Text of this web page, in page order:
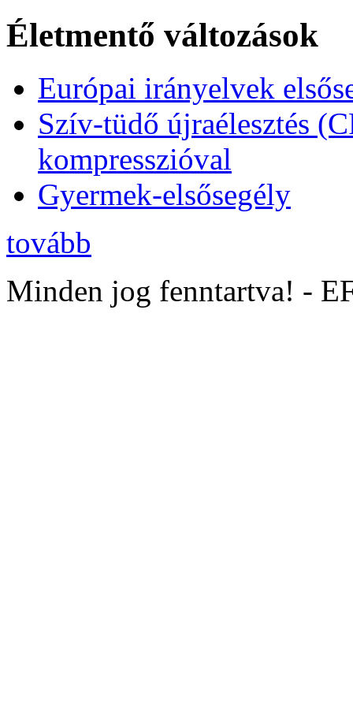
Életmentő változások
Európai irányelvek
Szív-tüdő újraélesztés
kompresszióval
Gyermek-elsősegély
tovább
Minden jog fenntartva! -